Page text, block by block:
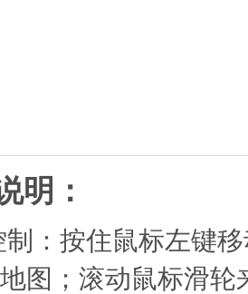
明：
：按住鼠标左键
图；滚动鼠标滑